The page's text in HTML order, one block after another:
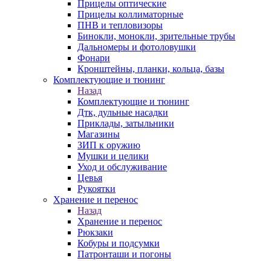
Прицелы оптические
Прицелы коллиматорные
ПНВ и тепловизоры
Бинокли, монокли, зрительные трубы
Дальномеры и фотоловушки
Фонари
Кронштейны, планки, кольца, базы
Комплектующие и тюнинг
Назад
Комплектующие и тюнинг
Дтк, дульные насадки
Приклады, затыльники
Магазины
ЗИП к оружию
Мушки и целики
Уход и обслуживание
Цевья
Рукоятки
Хранение и перенос
Назад
Хранение и перенос
Рюкзаки
Кобуры и подсумки
Патронташи и погоны